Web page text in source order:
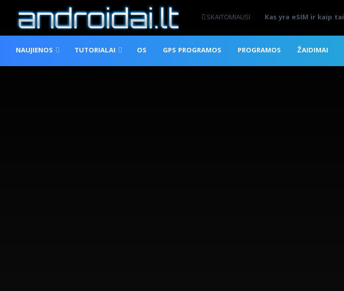
SKAITOMIAUSI Kas yra eSIM ir kaip
NAUJIENOS TUTORIALAI OS GPS PROGRAMOS PROGRAMOS ŽAIDIMAI